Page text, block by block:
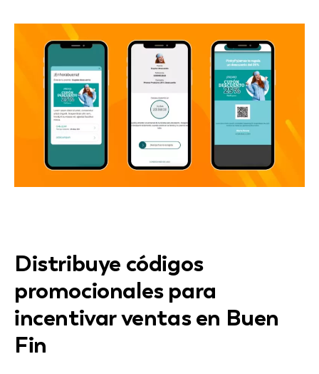
Distribuye códigos
promocionales para
incentivar ventas en Buen
Fin